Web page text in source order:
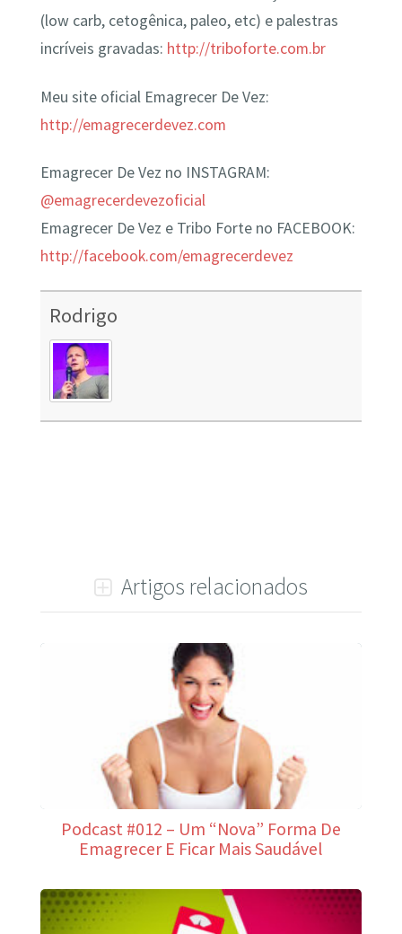
(low carb, cetogênica, paleo, etc) e palestras
incríveis gravadas: http://triboforte.com.br
Meu site oficial Emagrecer De Vez:
http://emagrecerdevez.com
Emagrecer De Vez no INSTAGRAM:
@emagrecerdevezoficial
Emagrecer De Vez e Tribo Forte no FACEBOOK:
http://facebook.com/emagrecerdevez
Rodrigo
Artigos relacionados
Podcast #012 – Um “Nova” Forma De
Emagrecer E Ficar Mais Saudável